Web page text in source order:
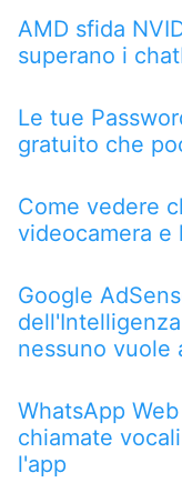
AMD sfida
superano i
Le tue
gratuito che
Come vedere
videocamera e
Google
nessuno vuole
WhatsApp
chiamate
l'app